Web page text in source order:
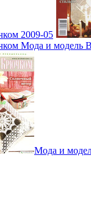
2009-05
Мода и модель
Мода и